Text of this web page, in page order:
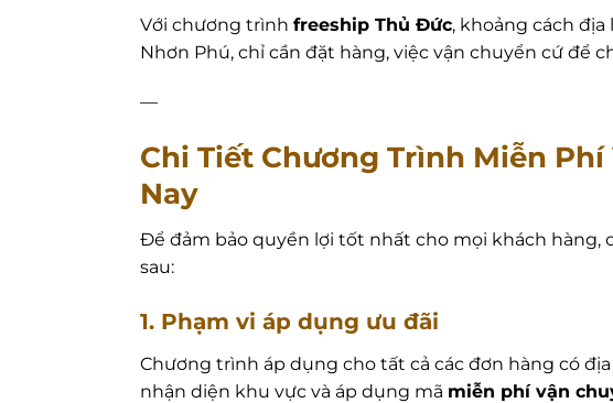
Với chương trình freeship Thủ Đức, khoảng cách
Nhơn Phú, chỉ cần đặt hàng, việc vận chuyển cứ để
—
Chi Tiết Chương Trình Miễn
Nay
Để đảm bảo quyền lợi tốt nhất cho mọi khách
sau:
1. Phạm vi áp dụng ưu đãi
Chương trình áp dụng cho tất cả các đơn hàng có
nhận diện khu vực và áp dụng mã miễn phí vận